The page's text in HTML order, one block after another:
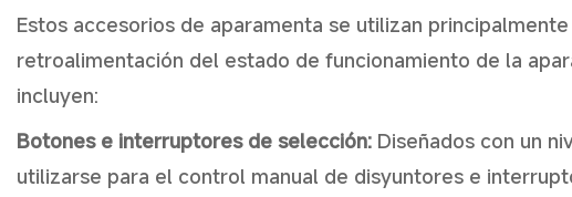
Estos accesorios de aparamenta se utilizan
retroalimentación del estado de funcionamiento de la
incluyen:
Botones e interruptores de selección: Diseñados con un
utilizarse para el control manual de disyuntores e